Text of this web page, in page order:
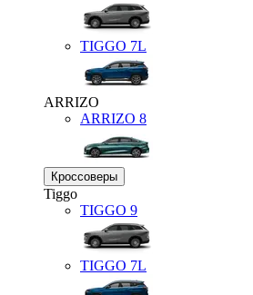
TIGGO 7L
ARRIZO
ARRIZO 8
Кроссоверы
Tiggo
TIGGO 9
TIGGO 7L